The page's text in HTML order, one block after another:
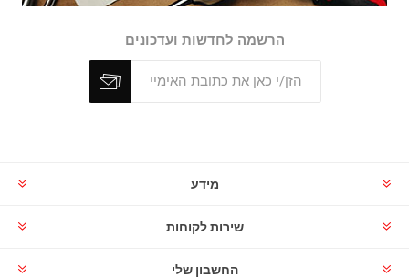
הרשמה לחדשות ועדכונים
מידע
שירות לקוחות
החשבון שלי